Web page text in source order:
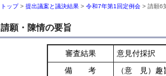
トップ> 提出議案と議決結果 > 令和7年第1回定例会 > 請願6
請願・陳情の要旨
審査結果
意見付採択
備 考
（意 見）趣